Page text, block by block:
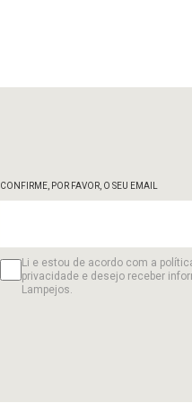
CONFIRME, POR FAVOR, O SEU EMAIL
Li e estou de acordo com a
privacidade e desejo receber
Lampejos.